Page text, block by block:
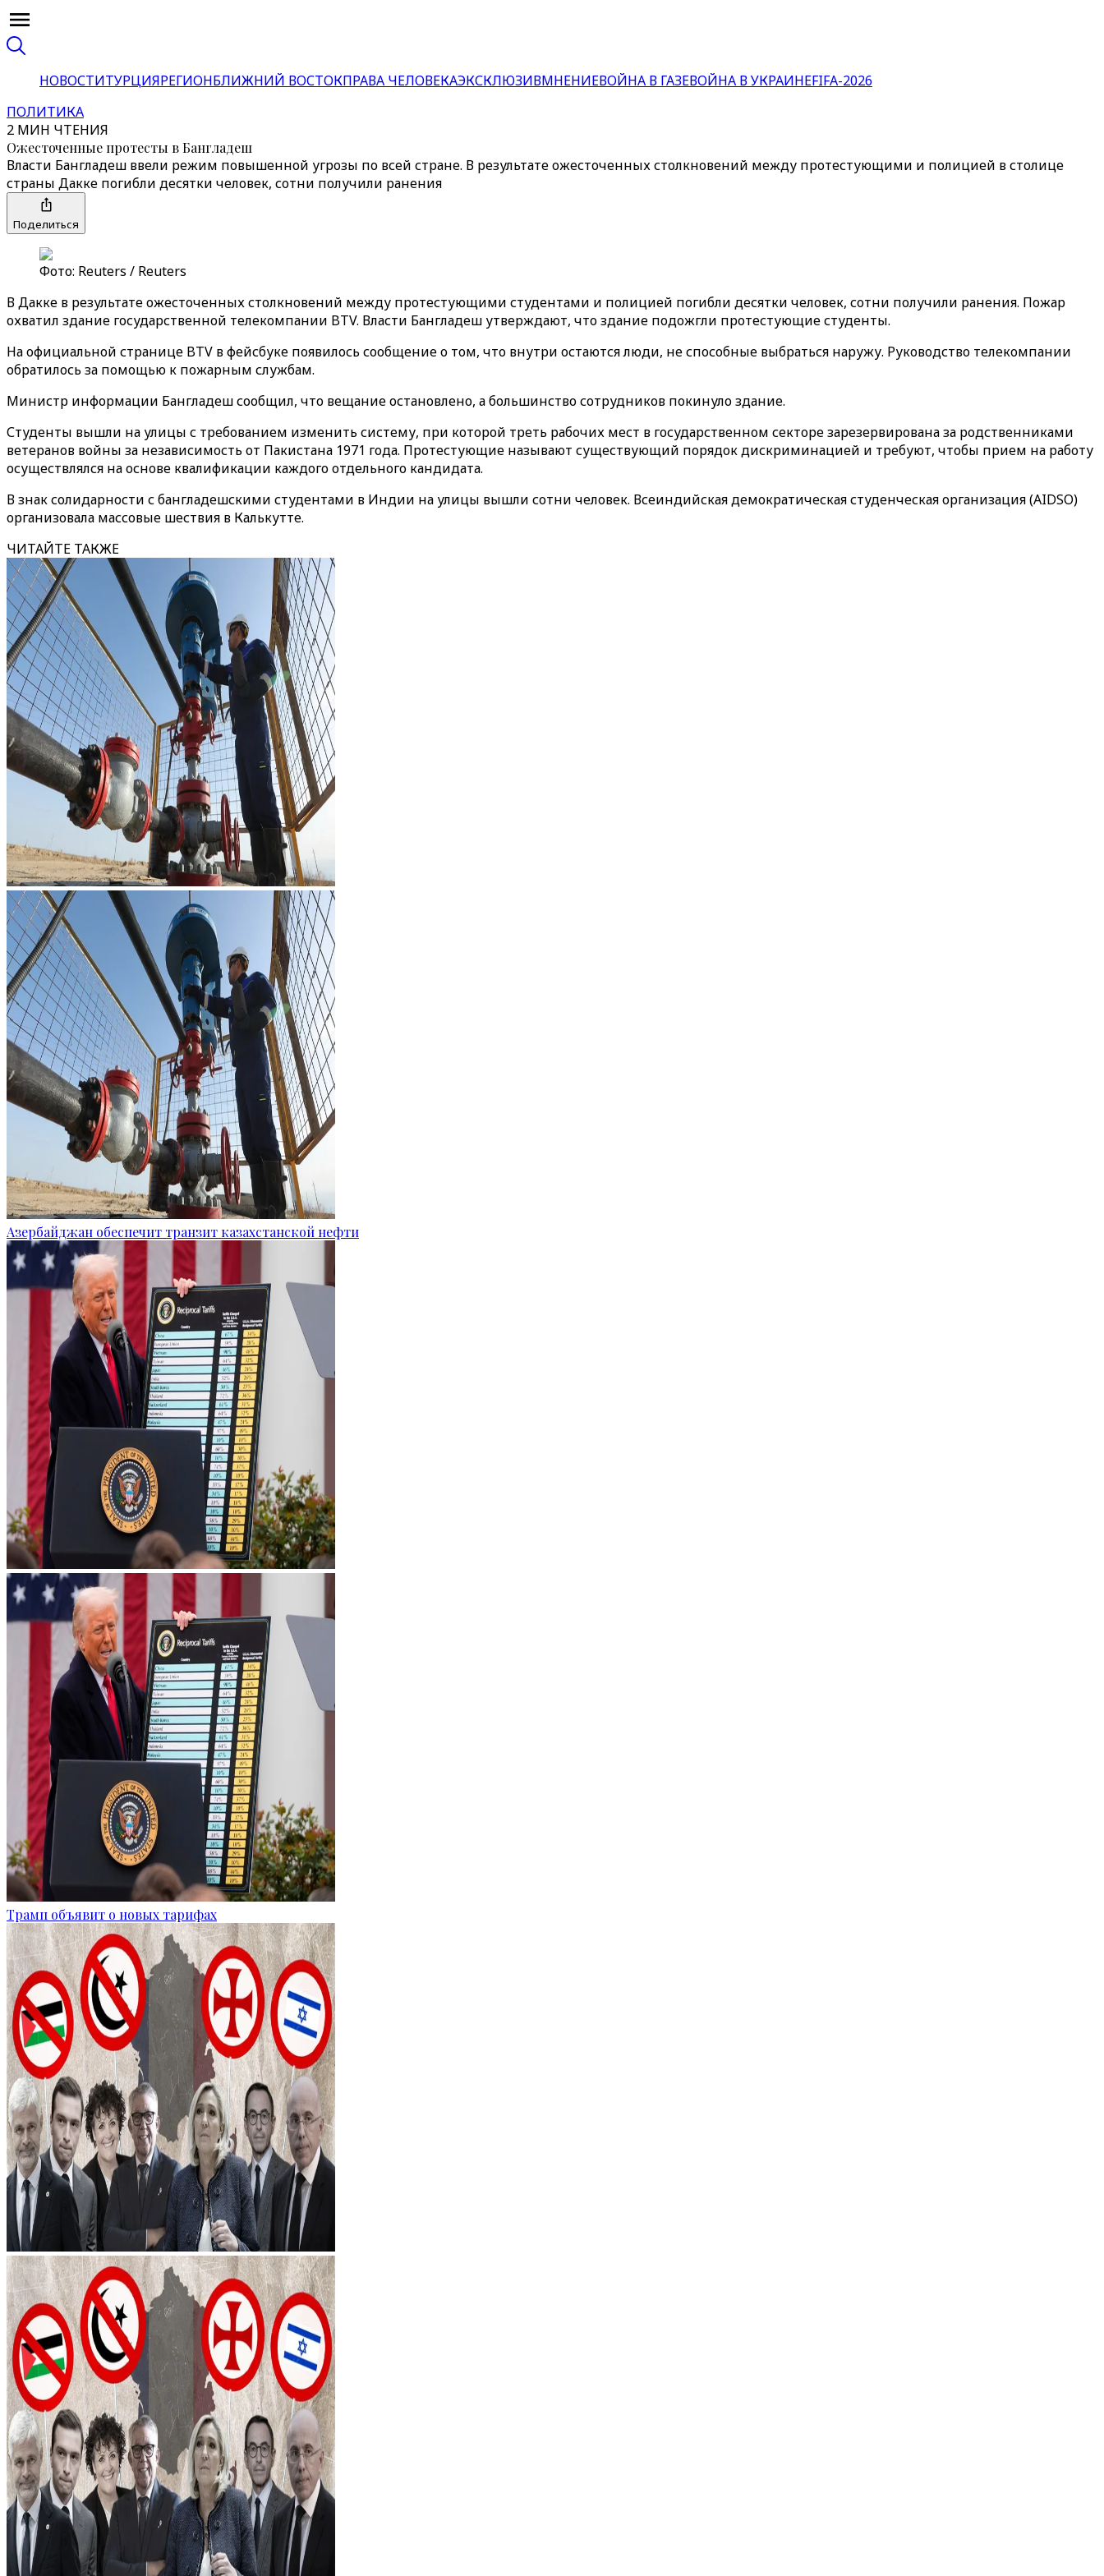
НОВОСТИТУРЦИЯРЕГИОНБЛИЖНИЙ ВОСТОКПРАВА ЧЕЛОВЕКАЭКСКЛЮЗИВМНЕНИЕВОЙНА В ГАЗЕВОЙНА В УКРАИНЕFIFA-2026
ПОЛИТИКА
2 МИН ЧТЕНИЯ
Ожесточенные протесты в Бангладеш
Власти Бангладеш ввели режим повышенной угрозы по всей стране. В результате ожесточенных столкновений между протестующими и полицией в столице
страны Дакке погибли десятки человек, сотни получили ранения
Поделиться
Фото: Reuters / Reuters
В Дакке в результате ожесточенных столкновений между протестующими студентами и полицией погибли десятки человек, сотни получили ранения. Пожар
охватил здание государственной телекомпании BTV. Власти Бангладеш утверждают, что здание подожгли протестующие студенты.
На официальной странице BTV в фейсбуке появилось сообщение о том, что внутри остаются люди, не способные выбраться наружу. Руководство телекомпании
обратилось за помощью к пожарным службам.
Министр информации Бангладеш сообщил, что вещание остановлено, а большинство сотрудников покинуло здание.
Студенты вышли на улицы с требованием изменить систему, при которой треть рабочих мест в государственном секторе зарезервирована за родственниками
ветеранов войны за независимость от Пакистана 1971 года. Протестующие называют существующий порядок дискриминацией и требуют, чтобы прием на работу
осуществлялся на основе квалификации каждого отдельного кандидата.
В знак солидарности с бангладешскими студентами в Индии на улицы вышли сотни человек. Всеиндийская демократическая студенческая организация (AIDSO)
организовала массовые шествия в Калькутте.
ЧИТАЙТЕ ТАКЖЕ
Азербайджан обеспечит транзит казахстанской нефти
Трамп объявит о новых тарифах